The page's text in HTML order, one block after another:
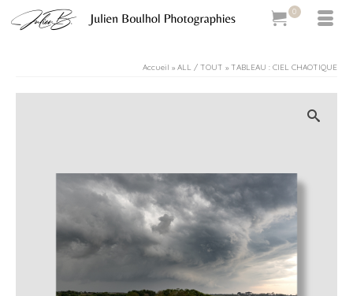
0
Accueil » ALL / TOUT » TABLEAU : CIEL CHAOTIQUE